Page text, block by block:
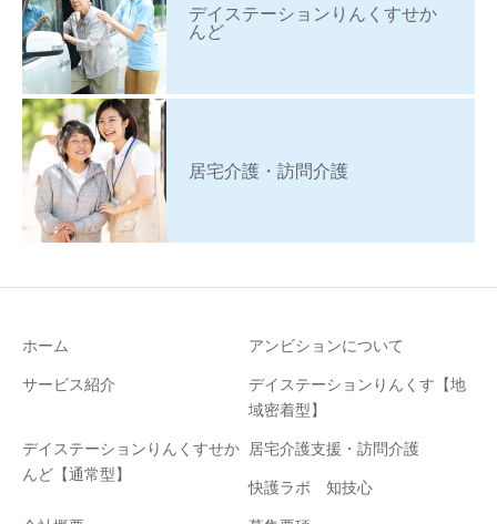
デイステーションりんくすせか
んど
居宅介護・訪問介護
ホーム
アンビションについて
サービス紹介
デイステーションりんくす【地
域密着型】
デイステーションりんくすせか
んど【通常型】
居宅介護支援・訪問介護
快護ラボ 知技心